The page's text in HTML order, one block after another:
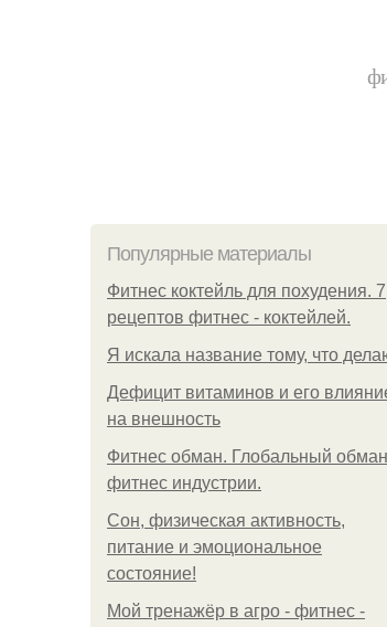
Популярные материалы
Фитнес коктейль для похудения. 7
рецептов фитнес - коктейлей.
Я искала название тому, что
Дефицит витаминов и его
на внешность
Фитнес обман. Глобальный обман
фитнес индустрии.
Сон, физическая активность,
питание и эмоциональное
состояние!
Мой тренажёр в агро - фитнес -